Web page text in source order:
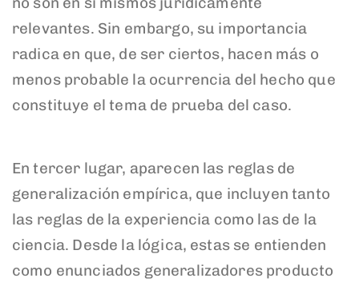
relevantes. Sin embargo, su importancia
radica en que, de ser ciertos, hacen más o
menos probable la ocurrencia del hecho que
constituye el tema de prueba del caso.
En tercer lugar, aparecen las reglas de
generalización empírica, que incluyen tanto
las reglas de la experiencia como las de la
ciencia. Desde la lógica, estas se entienden
como enunciados generalizadores producto